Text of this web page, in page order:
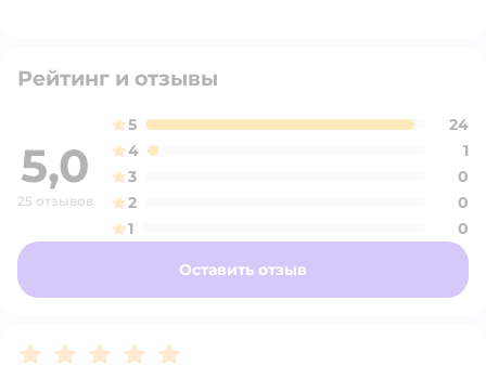
Рейтинг и отзывы
5,0
25 отзывов
5
24
4
1
3
0
2
0
1
0
Оставить отзыв
Рейтинг:5